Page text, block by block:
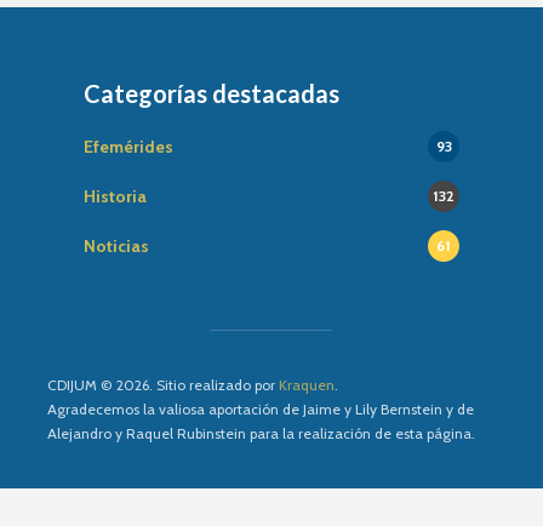
Categorías destacadas
Efemérides 93
Historia 132
Noticias 61
CDIJUM © 2026. Sitio realizado por Kraquen.
Agradecemos la valiosa aportación de Jaime y Lily Bernstein y de
Alejandro y Raquel Rubinstein para la realización de esta página.